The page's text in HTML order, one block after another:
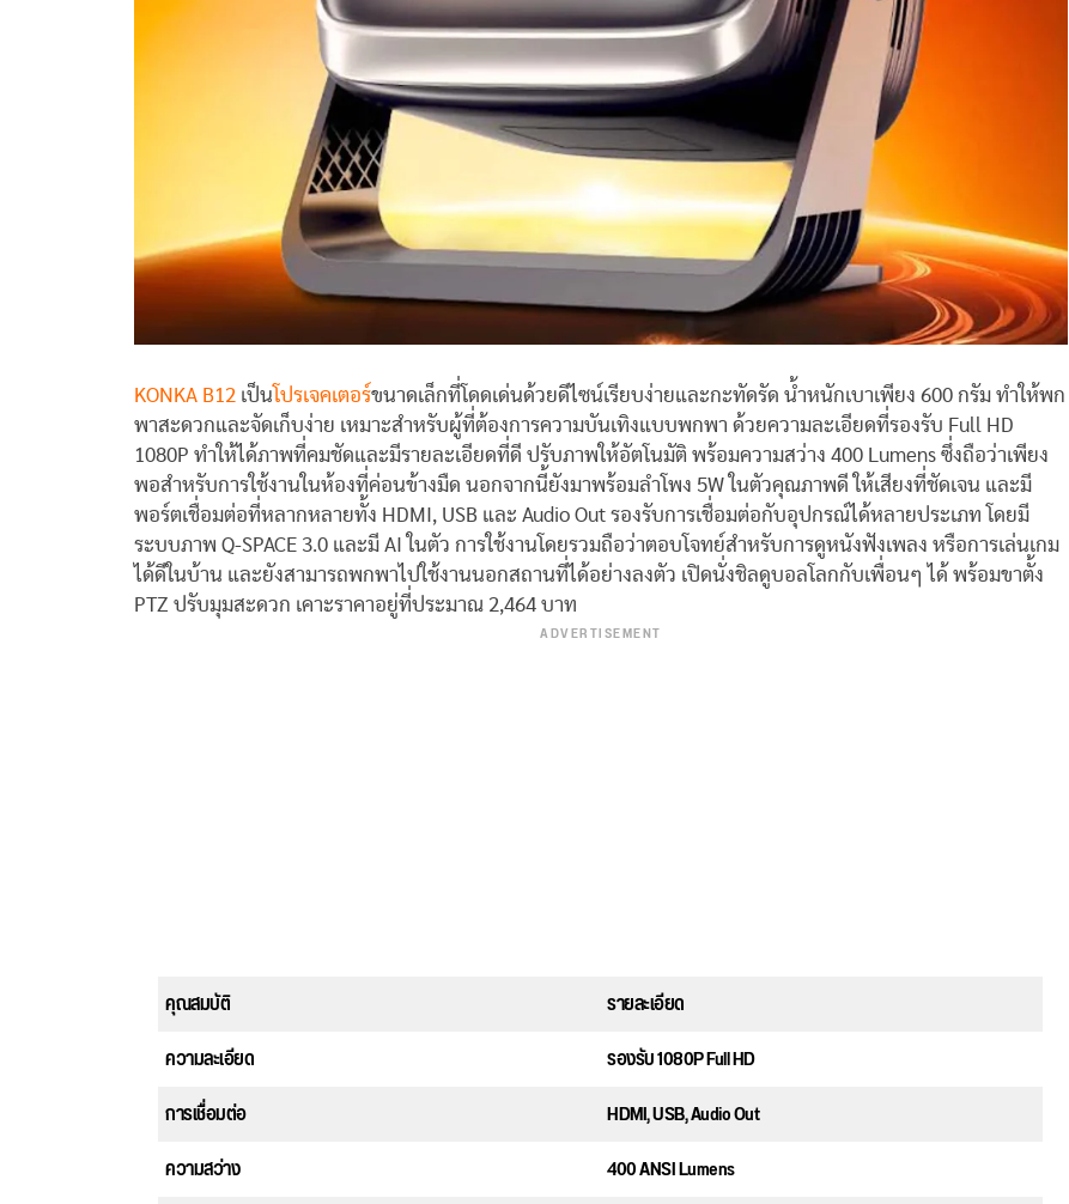
KONKA B12 เป็นโปรเจคเตอร์ขนาดเล็กที่โดดเด่นด้วยดีไซน์เรียบง่ายและกะทัดรัด น้ำหนักเบาเพียง 600 กรัม ทำให้พก
พาสะดวกและจัดเก็บง่าย เหมาะสำหรับผู้ที่ต้องการความบันเทิงแบบพกพา ด้วยความละเอียดที่รองรับ Full HD
1080P ทำให้ได้ภาพที่คมชัดและมีรายละเอียดที่ดี ปรับภาพให้อัตโนมัติ พร้อมความสว่าง 400 Lumens ซึ่งถือว่าเพียง
พอสำหรับการใช้งานในห้องที่ค่อนข้างมืด นอกจากนี้ยังมาพร้อมลำโพง 5W ในตัวคุณภาพดี ให้เสียงที่ชัดเจน และมี
พอร์ตเชื่อมต่อที่หลากหลายทั้ง HDMI, USB และ Audio Out รองรับการเชื่อมต่อกับอุปกรณ์ได้หลายประเภท โดยมี
ระบบภาพ Q-SPACE 3.0 และมี AI ในตัว การใช้งานโดยรวมถือว่าตอบโจทย์สำหรับการดูหนังฟังเพลง หรือการเล่นเกม
ได้ดีในบ้าน และยังสามารถพกพาไปใช้งานนอกสถานที่ได้อย่างลงตัว เปิดนั่งชิลดูบอลโลกกับเพื่อนๆ ได้ พร้อมขาตั้ง
PTZ ปรับมุมสะดวก เคาะราคาอยู่ที่ประมาณ 2,464 บาท
ADVERTISEMENT
คุณสมบัติ
รายละเอียด
ความละเอียด
รองรับ 1080P Full HD
การเชื่อมต่อ
HDMI, USB, Audio Out
ความสว่าง
400 ANSI Lumens